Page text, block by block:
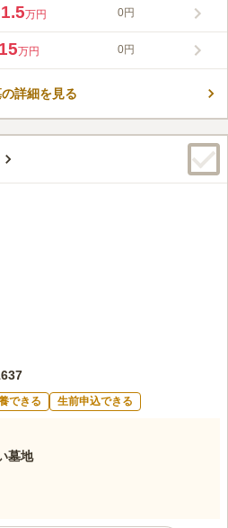
集しておらずのどかな自然も多く残って
。平坦な足元なので、ご高齢の方や小さ
です。一般墓は年間管理費なしで7万～
ていません。
万円 0円
15万円 0円
詳細を見る
できる 生前申込できる
墓地